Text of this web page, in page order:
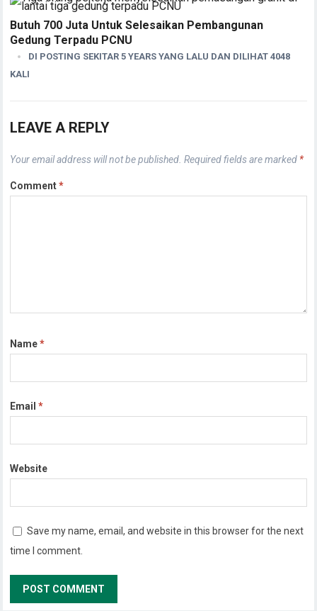
Butuh 700 Juta Untuk Selesaikan Pembangunan
Gedung Terpadu PCNU
DI POSTING SEKITAR 5 YEARS YANG LALU DAN DILIHAT 4048
KALI
LEAVE A REPLY
Your email address will not be published. Required fields are marked *
Comment*
Name*
Email*
Website
Save my name, email, and website in this browser for the next
time I comment.